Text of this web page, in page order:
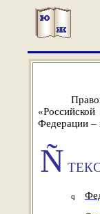
Федерации –
Ñ
q